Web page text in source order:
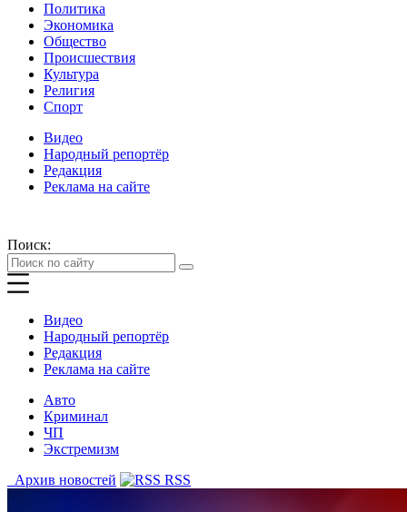
Политика
Экономика
Общество
Происшествия
Культура
Религия
Спорт
Видео
Народный репортёр
Редакция
Реклама на сайте
Поиск:
Видео
Народный репортёр
Редакция
Реклама на сайте
Авто
Криминал
ЧП
Экстремизм
Архив новостей
RSS